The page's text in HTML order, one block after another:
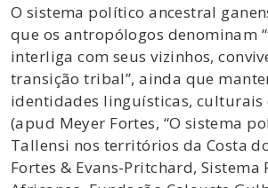
O sistema político ancestral
que os antropólogos denominam
interliga com seus vizinhos,
transição tribal”, ainda que
identidades linguísticas, culturais
(apud Meyer Fortes, “O sistema
Tallensi nos territórios da Costa
Fortes & Evans-Pritchard, Sistema